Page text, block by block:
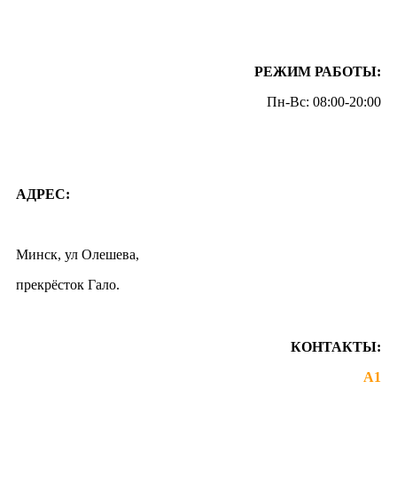
РЕЖИМ РАБОТЫ:
Пн-Вс: 08:00-20:00
АДРЕС:
Минск, ул Олешева,
прекрёсток Гало.
КОНТАКТЫ:
А1